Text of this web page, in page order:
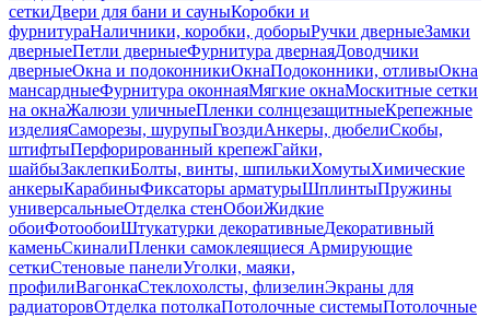
сеткиДвери для бани и сауныКоробки и
фурнитураНаличники, коробки, доборыРучки дверныеЗамки
дверныеПетли дверныеФурнитура двернаяДоводчики
дверныеОкна и подоконникиОкнаПодоконники, отливыОкна
мансардныеФурнитура оконнаяМягкие окнаМоскитные сетки
на окнаЖалюзи уличныеПленки солнцезащитныеКрепежные
изделияСаморезы, шурупыГвоздиАнкеры, дюбелиСкобы,
штифтыПерфорированный крепежГайки,
шайбыЗаклепкиБолты, винты, шпилькиХомутыХимические
анкерыКарабиныФиксаторы арматурыШплинтыПружины
универсальныеОтделка стенОбоиЖидкие
обоиФотообоиШтукатурки декоративныеДекоративный
каменьСкиналиПленки самоклеящиеся Армирующие
сеткиСтеновые панелиУголки, маяки,
профилиВагонкаСтеклохолсты, флизелинЭкраны для
радиаторовОтделка потолкаПотолочные системыПотолочные